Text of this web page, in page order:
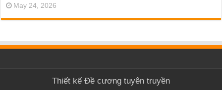
May 24, 2026
Thiết kế Đề cương tuyên truyền